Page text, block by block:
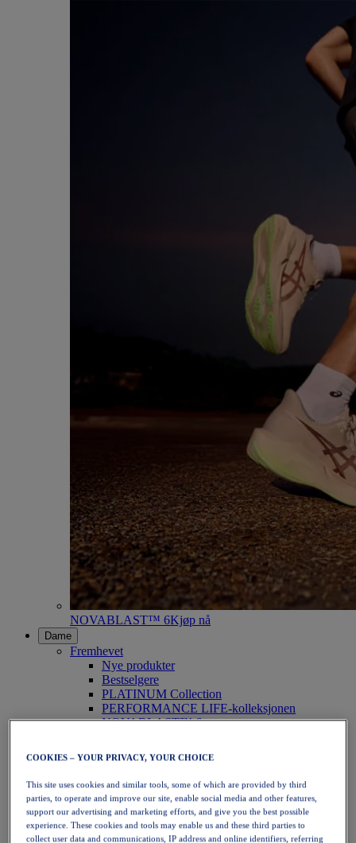
NOVABLAST™ 6Kjøp nå
Dame
Fremhevet
Nye produkter
Bestselgere
PLATINUM Collection
PERFORMANCE LIFE-kolleksjonen
NOVABLAST™ 6
Løping
Terrengløping
Tennis
Volleyball
Håndball
Padel
Netball
COOKIES – YOUR PRIVACY, YOUR CHOICE
This site uses cookies and similar tools, some of which are provided by third
parties, to operate and improve our site, enable social media and other features,
support our advertising and marketing efforts, and give you the best possible
experience. These cookies and tools may enable us and these third parties to
collect user data and communications, IP address and online identifiers, referring